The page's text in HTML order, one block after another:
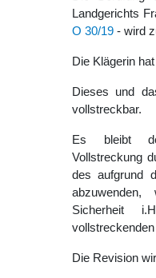
Landgerichts
O 30/19 - wird
Die Klägerin
Dieses und
vollstreckbar.
Es bleibt
Vollstreckung
des aufgrund
Sicherheit
Die Revision